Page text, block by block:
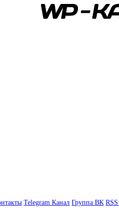
Telegram Канал Группа ВК